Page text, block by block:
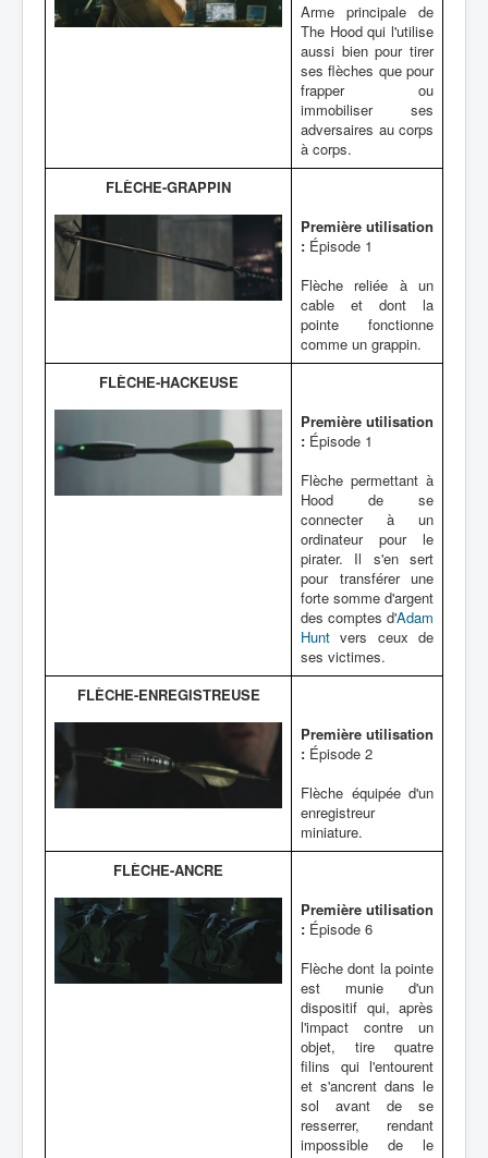
Arme principale de
The Hood qui l'utilise
aussi bien pour tirer
ses flèches que pour
frapper ou
immobiliser ses
adversaires au corps
à corps.
FLÈCHE-GRAPPIN
Première utilisation
: Épisode 1
Flèche reliée à un
cable et dont la
pointe fonctionne
comme un grappin.
FLÈCHE-HACKEUSE
Première utilisation
: Épisode 1
Flèche permettant à
Hood de se
connecter à un
ordinateur pour le
pirater. Il s'en sert
pour transférer une
forte somme d'argent
des comptes d'Adam
Hunt vers ceux de
ses victimes.
FLÈCHE-ENREGISTREUSE
Première utilisation
: Épisode 2
Flèche équipée d'un
enregistreur
miniature.
FLÈCHE-ANCRE
Première utilisation
: Épisode 6
Flèche dont la pointe
est munie d'un
dispositif qui, après
l'impact contre un
objet, tire quatre
filins qui l'entourent
et s'ancrent dans le
sol avant de se
resserrer, rendant
impossible de le